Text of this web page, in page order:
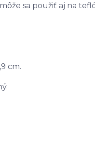
sa použiť aj na
cm.